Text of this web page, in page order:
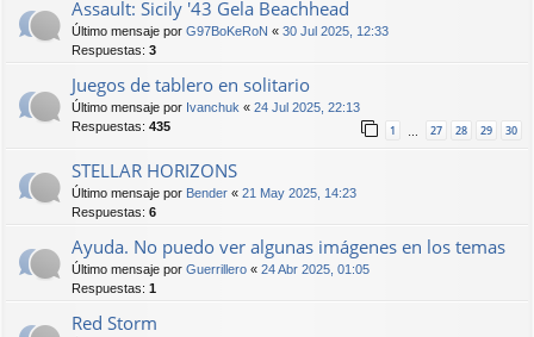
Assault: Sicily '43 Gela Beachhead
Último mensaje por G97BoKeRoN « 30 Jul 2025, 12:33
Respuestas: 3
Juegos de tablero en solitario
Último mensaje por Ivanchuk « 24 Jul 2025, 22:13
Respuestas: 435 1 … 27 28 29 30
STELLAR HORIZONS
Último mensaje por Bender « 21 May 2025, 14:23
Respuestas: 6
Ayuda. No puedo ver algunas imágenes en los temas
Último mensaje por Guerrillero « 24 Abr 2025, 01:05
Respuestas: 1
Red Storm